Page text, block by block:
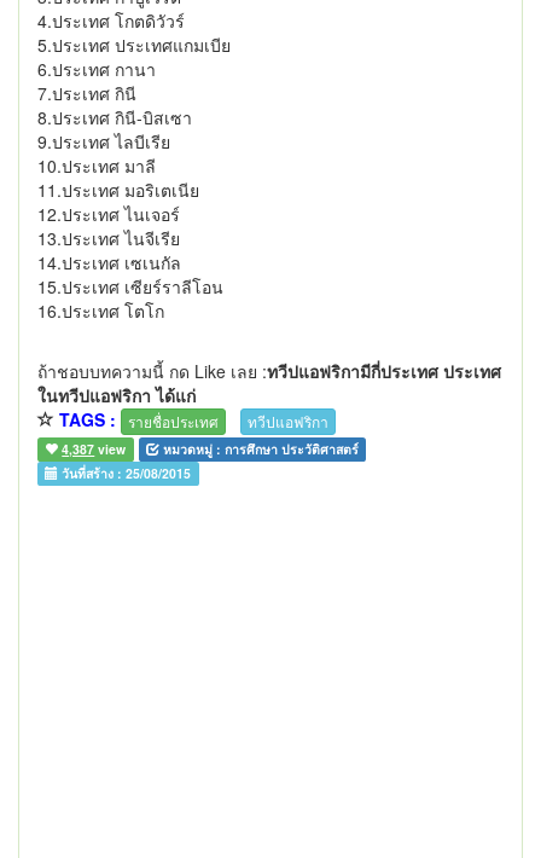
4.ประเทศ โกตดิวัวร์
5.ประเทศ ประเทศแกมเบีย
6.ประเทศ กานา
7.ประเทศ กินี
8.ประเทศ กินี-บิสเซา
9.ประเทศ ไลบีเรีย
10.ประเทศ มาลี
11.ประเทศ มอริเตเนีย
12.ประเทศ ไนเจอร์
13.ประเทศ ไนจีเรีย
14.ประเทศ เซเนกัล
15.ประเทศ เซียร์ราลีโอน
16.ประเทศ โตโก
ถ้าชอบบทความนี้ กด Like เลย :ทวีปแอฟริกามีกี่ประเทศ ประเทศ
ในทวีปแอฟริกา ได้แก่
TAGS :
รายชื่อประเทศ ทวีปแอฟริกา
4,387 view หมวดหมู่ : การศึกษา ประวัติศาสตร์
วันที่สร้าง :25/08/2015